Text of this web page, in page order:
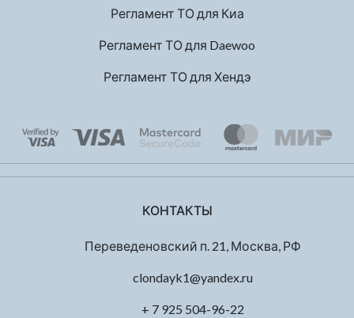
Регламент ТО для Киа
Регламент ТО для Daewoo
Регламент ТО для Хендэ
КОНТАКТЫ
Переведеновский п. 21, Москва, РФ
clondayk1@yandex.ru
+ 7 925 504-96-22